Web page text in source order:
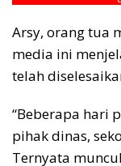
Arsy, orang tua
media ini
telah
“Beberapa hari
pihak dinas,
Ternyata